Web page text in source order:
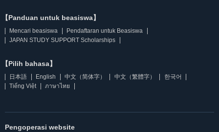
【Panduan untuk beasiswa】
Mencari beasiswa
Pendaftaran untuk Beasiswa
JAPAN STUDY SUPPORT Scholarships
【Pilih bahasa】
日本語 English 中文（简体字） 中文（繁體字）
한국어
Tiếng Việt
ภาษาไทย
Pengoperasi website